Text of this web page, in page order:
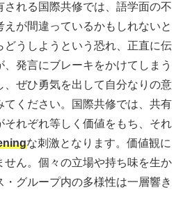
れる国際共修では、語学面の不
が間違っているかもしれないと
どうしようという恐れ、正直に伝
、発言にブレーキをかけてしまう
、ぜひ勇気を出して自分なりの意
てください。国際共修では、共有
それぞれ等しく価値をもち、それ
な刺激となります。価値観に
せん。個々の立場や持ち味を生か
・グループ内の多様性は一層響き